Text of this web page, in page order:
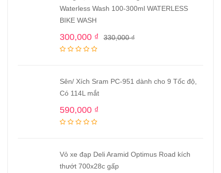
Waterless Wash 100-300ml WATERLESS
BIKE WASH
330,000₫
300,000 ₫
Sên/ Xích Sram PC-951 dành cho 9 Tốc độ,
Có 114L mắt
590,000 ₫
Vỏ xe đạp Deli Aramid Optimus Road kích
thướt 700x28c gấp